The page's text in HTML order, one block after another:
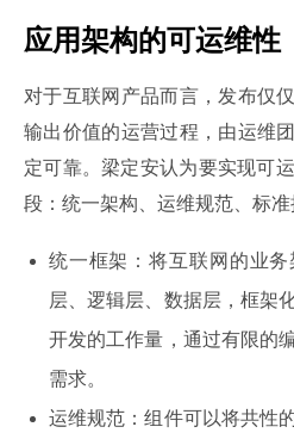
应用架构的可运维性
对于互联网产品而言，发布仅
输出价值的运营过程，由运维
定可靠。梁定安认为要实现可
段：统一架构、运维规范、标准
统一框架：将互联网的业
层、逻辑层、数据层，框架
开发的工作量，通过有限的
需求。
运维规范：组件可以将共性